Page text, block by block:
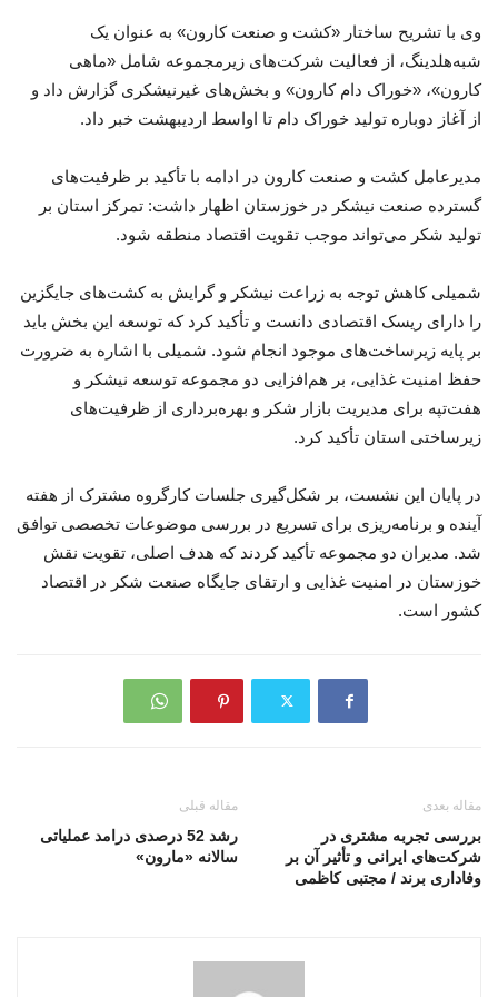
وی با تشریح ساختار «کشت و صنعت کارون» به عنوان یک
شبه‌هلدینگ، از فعالیت شرکت‌های زیرمجموعه شامل «ماهی
کارون»، «خوراک دام کارون» و بخش‌های غیرنیشکری گزارش داد و
از آغاز دوباره تولید خوراک دام تا اواسط اردیبهشت خبر داد.
مدیرعامل کشت و صنعت کارون در ادامه با تأکید بر ظرفیت‌های
گسترده صنعت نیشکر در خوزستان اظهار داشت: تمرکز استان بر
تولید شکر می‌تواند موجب تقویت اقتصاد منطقه شود.
شمیلی کاهش توجه به زراعت نیشکر و گرایش به کشت‌های جایگزین
را دارای ریسک اقتصادی دانست و تأکید کرد که توسعه این بخش باید
بر پایه زیرساخت‌های موجود انجام شود. شمیلی با اشاره به ضرورت
حفظ امنیت غذایی، بر هم‌افزایی دو مجموعه توسعه نیشکر و
هفت‌تپه برای مدیریت بازار شکر و بهره‌برداری از ظرفیت‌های
زیرساختی استان تأکید کرد.
در پایان این نشست، بر شکل‌گیری جلسات کارگروه مشترک از هفته
آینده و برنامه‌ریزی برای تسریع در بررسی موضوعات تخصصی توافق
شد. مدیران دو مجموعه تأکید کردند که هدف اصلی، تقویت نقش
خوزستان در امنیت غذایی و ارتقای جایگاه صنعت شکر در اقتصاد
کشور است.
مقاله قبلی
رشد 52 درصدی درامد عملیاتی
سالانه «مارون»
مقاله بعدی
بررسی تجربه مشتری در
شرکت‌های ایرانی و تأثیر آن بر
وفاداری برند / مجتبی کاظمی